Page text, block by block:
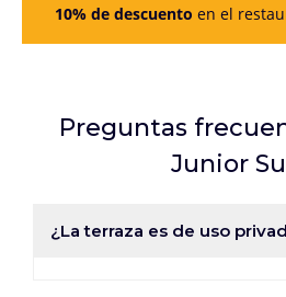
10% de descuento en el
Preguntas
Junior
¿La terraza es de uso